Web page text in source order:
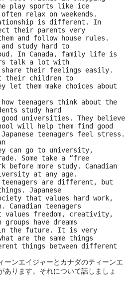
play sports like ice
relax on weekends.
is different. In
their parents very
and follow house rules.
study hard to
In Canada, family life is
talk a lot with
share their feelings easily.
their children to
let them make choices about
teenagers think about the
study hard
universities. They believe
will help them find good
Japanese teenagers feel stress.
can go to university,
Some take a “free
before more study. Canadian
at any age.
teenagers are different, but
Japanese
that values hard work,
Canadian teenagers
freedom, creativity,
groups have dreams
in the future. It is very
are the same things
things between different
ーンエイジャーとカナダのティーンエ
あります。それについて話しましょ